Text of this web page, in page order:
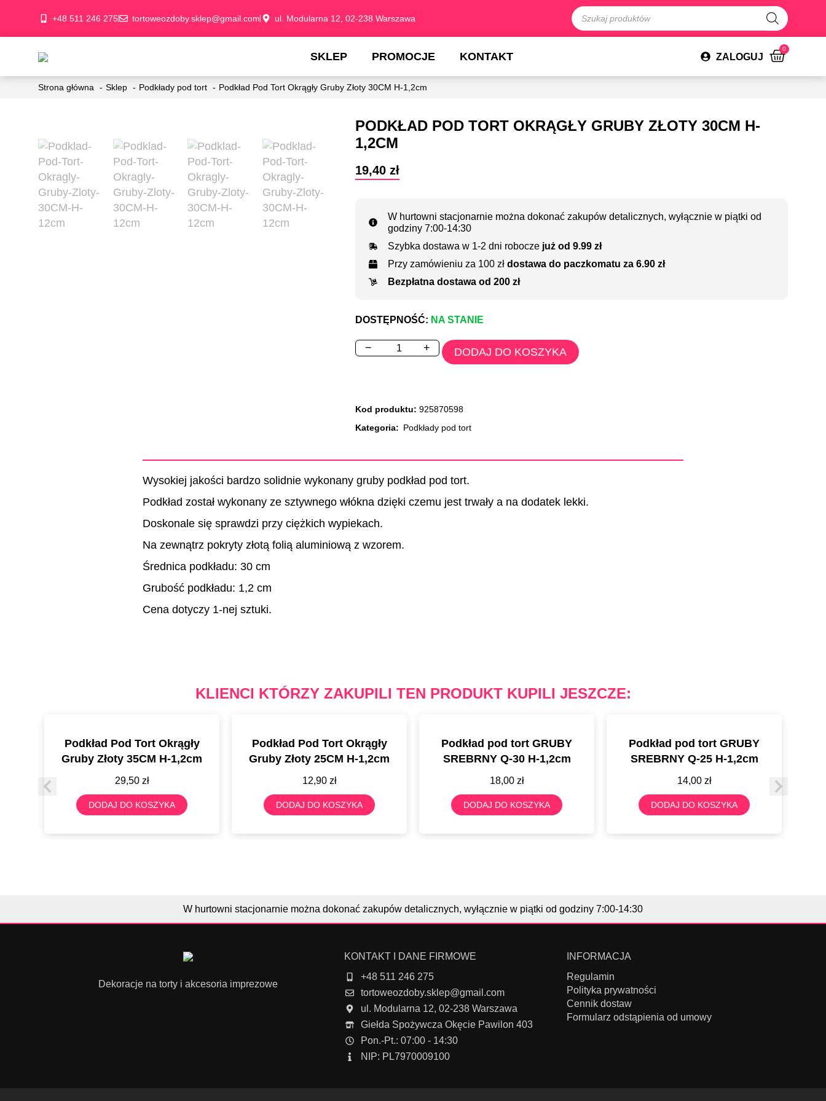
+48 511 246 275 tortoweozdoby.sklep@gmail.com ul. Modularna 12, 02-238 Warszawa
SKLEP PROMOCJE KONTAKT ZALOGUJ
0
Strona główna Sklep Podkłady pod tort Podkład Pod Tort Okrągły Gruby Złoty 30CM H-1,2cm
PODKŁAD POD TORT OKRĄGŁY GRUBY ZŁOTY 30CM H-
1,2CM
19,40 zł
W hurtowni stacjonarnie można dokonać zakupów detalicznych, wyłącznie w piątki od
godziny 7:00-14:30
Szybka dostawa w 1-2 dni robocze już od 9.99 zł
Przy zamówieniu za 100 zł dostawa do paczkomatu za 6.90 zł
Bezpłatna dostawa od 200 zł
DOSTĘPNOŚĆ: NA STANIE
− + DODAJ DO KOSZYKA
Kod produktu: 925870598
Kategoria: Podkłady pod tort
Wysokiej jakości bardzo solidnie wykonany gruby podkład pod tort.
Podkład został wykonany ze sztywnego włókna dzięki czemu jest trwały a na dodatek lekki.
Doskonale się sprawdzi przy ciężkich wypiekach.
Na zewnątrz pokryty złotą folią aluminiową z wzorem.
Średnica podkładu: 30 cm
Grubość podkładu: 1,2 cm
Cena dotyczy 1-nej sztuki.
KLIENCI KTÓRZY ZAKUPILI TEN PRODUKT KUPILI JESZCZE:
Podkład Pod Tort Okrągły
Gruby Złoty 35CM H-1,2cm
29,50 zł
DODAJ DO KOSZYKA
Podkład Pod Tort Okrągły
Gruby Złoty 25CM H-1,2cm
12,90 zł
DODAJ DO KOSZYKA
Podkład pod tort GRUBY
SREBRNY Q-30 H-1,2cm
18,00 zł
DODAJ DO KOSZYKA
Podkład pod tort GRUBY
SREBRNY Q-25 H-1,2cm
14,00 zł
DODAJ DO KOSZYKA
W hurtowni stacjonarnie można dokonać zakupów detalicznych, wyłącznie w piątki od godziny 7:00-14:30
Dekoracje na torty i akcesoria imprezowe
KONTAKT I DANE FIRMOWE
+48 511 246 275
tortoweozdoby.sklep@gmail.com
ul. Modularna 12, 02-238 Warszawa
Giełda Spożywcza Okęcie Pawilon 403
Pon.-Pt.: 07:00 - 14:30
NIP: PL7970009100
INFORMACJA
Regulamin
Polityka prywatności
Cennik dostaw
Formularz odstąpienia od umowy